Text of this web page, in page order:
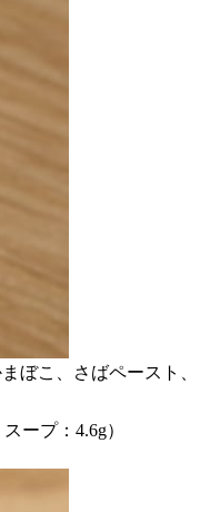
ぼこ、さばペースト、
ープ：4.6g）